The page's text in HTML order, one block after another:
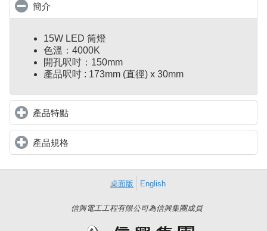
簡介
15W LED 筒燈
色溫：4000K
開孔呎吋：150mm
產品呎吋 : 173mm (直徑) x 30mm
產品特點click to expand contents
產品規格
桌面版 English
信興電工工程有限公司為信興集團成員